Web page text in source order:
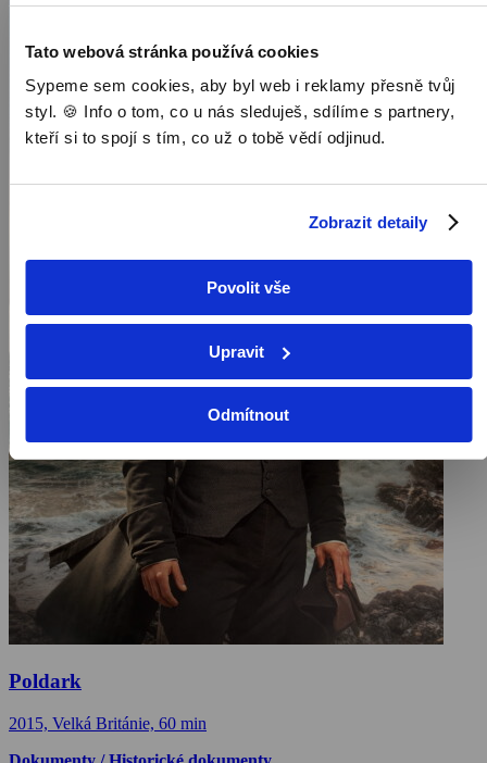
Tato webová stránka používá cookies
Sypeme sem cookies, aby byl web i reklamy přesně tvůj
styl. 🍪 Info o tom, co u nás sleduješ, sdílíme s partnery,
kteří si to spojí s tím, co už o tobě vědí odjinud.
Zobrazit detaily
Povolit vše
Upravit
Odmítnout
Poldark
2015, Velká Británie, 60 min